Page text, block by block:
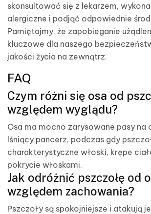
skonsultować się z lekarzem,
alergiczne i podjąć odpowiednie
Pamiętajmy, że zapobieganie
kluczowe dla naszego
jakości życia na zewnątrz.
FAQ
Czym różni się osa od
względem wyglądu?
Osa ma mocno zarysowane pasy na
lśniący pancerz, podczas gdy
charakterystyczne włoski, krępe
pokrycie włoskami.
Jak odróżnić pszczołę od
względem zachowania?
Pszczoły są spokojniejsze i atakują